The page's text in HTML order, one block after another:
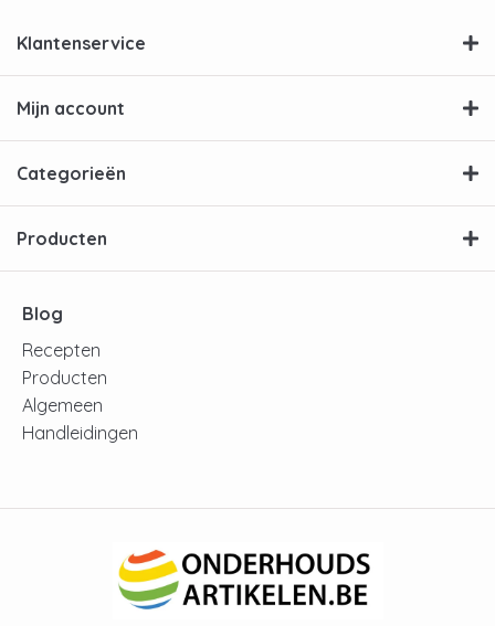
Klantenservice
Mijn account
Categorieën
Producten
Blog
Recepten
Producten
Algemeen
Handleidingen